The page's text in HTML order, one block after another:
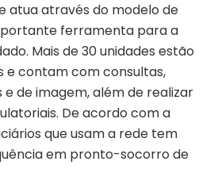
atua através do modelo de
ferramenta para a
Mais de 30 unidades estão
e contam com consultas,
de imagem, além de realizar
De acordo com a
que usam a rede tem
em pronto-socorro de